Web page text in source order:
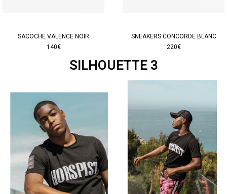
SACOCHE VALENCE NOIR
140€
SNEAKERS CONCORDE BLANC
220€
SILHOUETTE 3